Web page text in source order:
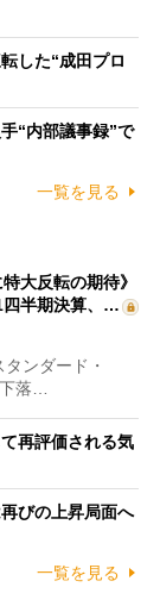
した“成田プロ
“内部議事録”で
一覧を見る
大反転の期待》
四半期決算、…
ンダード・
落…
再評価される気
びの上昇局面へ
一覧を見る